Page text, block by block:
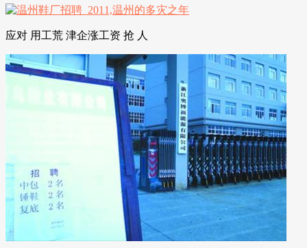
应对 用工荒 津企涨工资 抢 人